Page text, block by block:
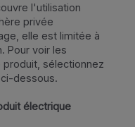
l'utilisation
privée
elle est limitée à
Pour voir les
sélectionnez
dessous.
électrique